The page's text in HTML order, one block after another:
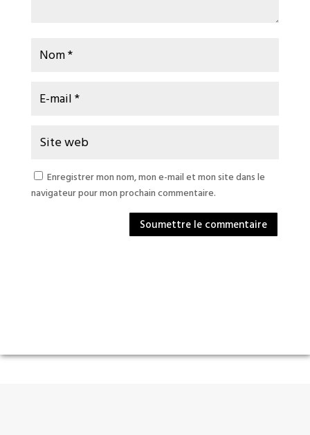
Enregistrer mon nom, mon e-mail et mon site dans le
navigateur pour mon prochain commentaire.
Soumettre le commentaire